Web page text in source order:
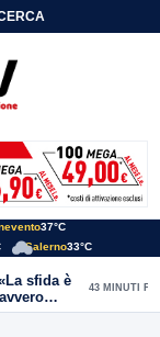
37°C
Salerno33°C
sfida è
43 MINUTI FA